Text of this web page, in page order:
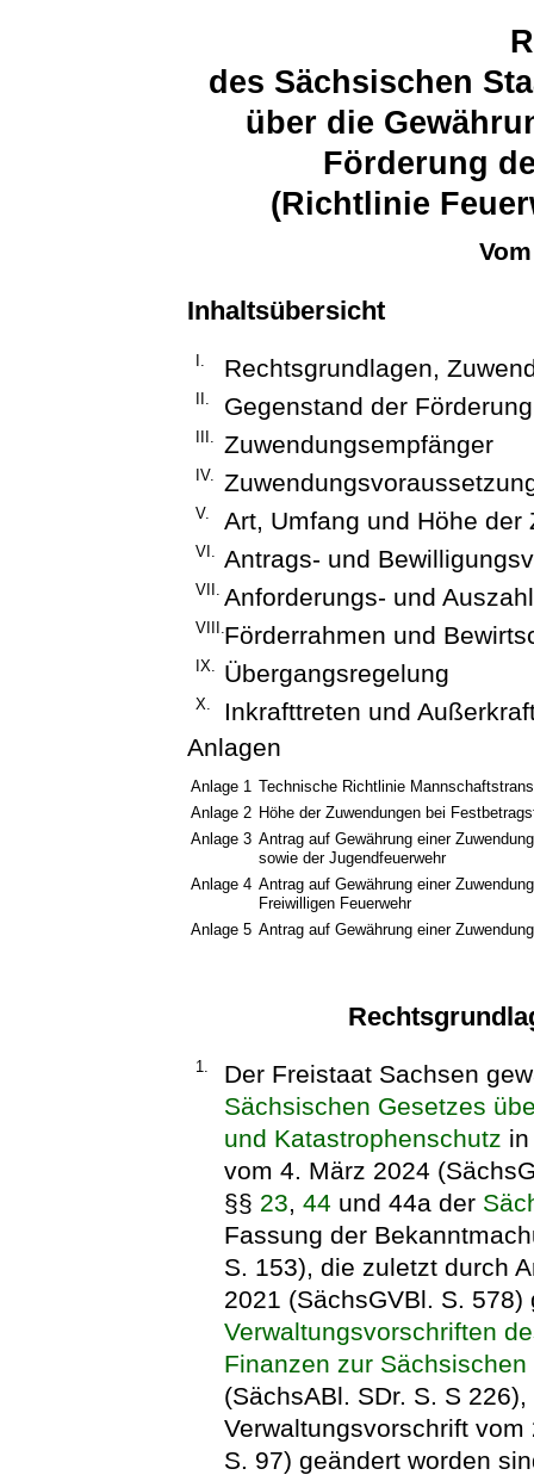
des Sächsischen
über die
Förderung
(Richtlinie
Inhaltsübersicht
I. Rechtsgrundlagen,
II. Gegenstand der Förderung
III. Zuwendungsempfänger
IV.
V. Art, Umfang und Höhe der
VI. Antrags- und
VII. Anforderungs- und
VIII.Förderrahmen und
IX. Übergangsregelung
X.
Inkrafttreten und
Anlagen
Anlage 1 Technische Richtlinie
Anlage 2 Höhe der Zuwendungen bei
Anlage 3 Antrag auf Gewährung einer
sowie der Jugendfeuerwehr
Anlage 4 Antrag auf Gewährung einer
Freiwilligen Feuerwehr
Anlage 5 Antrag auf Gewährung einer
1.
Der Freistaat Sachsen
Sächsischen Gesetzes
und Katastrophenschutz
vom 4. März 2024
§§ 23 44 und 44a der
Fassung der
S. 153), die zuletzt durch
2021 (SächsGVBl. S.
Verwaltungsvorschriften
Finanzen zur
(SächsABl. SDr. S. S
Verwaltungsvorschrift
S. 97) geändert worden